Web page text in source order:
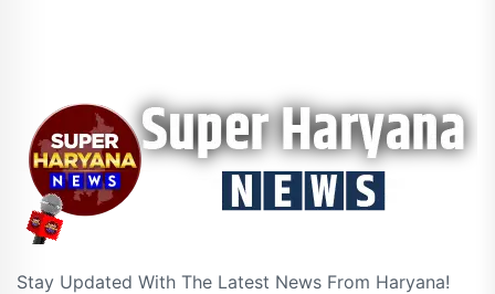
Stay Updated With The Latest News From Haryana!